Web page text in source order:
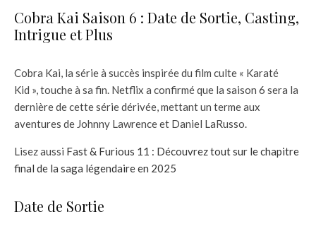
Cobra Kai Saison 6 : Date de Sortie, Casting,
Intrigue et Plus
Cobra Kai, la série à succès inspirée du film culte « Karaté
Kid », touche à sa fin. Netflix a confirmé que la saison 6 sera la
dernière de cette série dérivée, mettant un terme aux
aventures de Johnny Lawrence et Daniel LaRusso.
Lisez aussi Fast & Furious 11 : Découvrez tout sur le chapitre
final de la saga légendaire en 2025
Date de Sortie